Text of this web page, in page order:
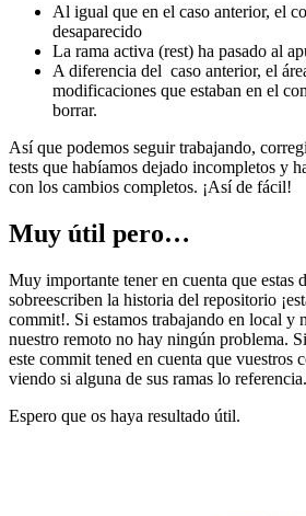
Al igual que en el caso anterior, el
desaparecido
La rama activa (rest) ha pasado al
A diferencia del caso anterior, el
modificaciones que estaban en el
borrar.
Así que podemos seguir trabajando,
tests que habíamos dejado incompletos y
con los cambios completos. ¡Así de fácil!
Muy útil pero…
Muy importante tener en cuenta que estas
sobreescriben la historia del repositorio
commit!. Si estamos trabajando en local y
nuestro remoto no hay ningún problema.
este commit tened en cuenta que vuestros
viendo si alguna de sus ramas lo referencia.
Espero que os haya resultado útil.